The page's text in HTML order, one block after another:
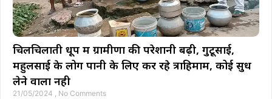
चिलचिलाती धूप में ग्रामीणों की परेशानी बढ़ी, गुटूसाई,
महुलसाई के लोग पानी के लिए कर रहे त्राहिमाम, कोई सुध
लेने वाला नही
21/05/2024 No Comments